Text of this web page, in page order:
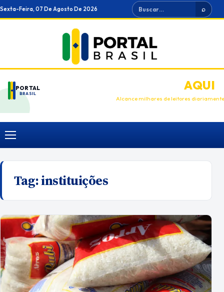
Ir
para
Sexta-Feira, 07 De Agosto De 2026 Buscar ⌕
PORTAL
BRASIL
ANUNCIEAQUI
Alcance milhares de leitores diariamente
Menu
Tag:instituições